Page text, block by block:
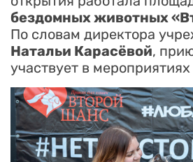
бездомных животных
По словам директора
Натальи Карасёвой,
участвует в